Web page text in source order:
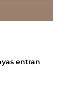
entran